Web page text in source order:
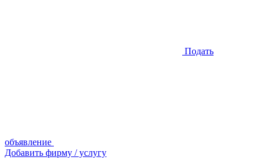
Подать
объявление
Добавить фирму / услугу